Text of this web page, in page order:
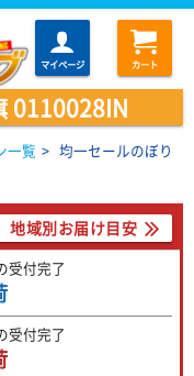
マイページ カート
0110028IN
一覧 > 均一セールのぼり
地域別お届け目安
受付完了
受付完了